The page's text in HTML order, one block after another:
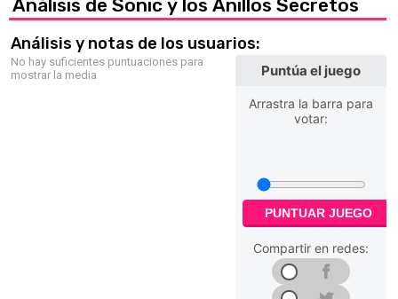
Análisis de Sonic y los Anillos Secretos
Análisis y notas de los usuarios:
No hay suficientes puntuaciones para
mostrar la media
Puntúa el juego
Arrastra la barra para
votar:
PUNTUAR JUEGO
Compartir en redes: